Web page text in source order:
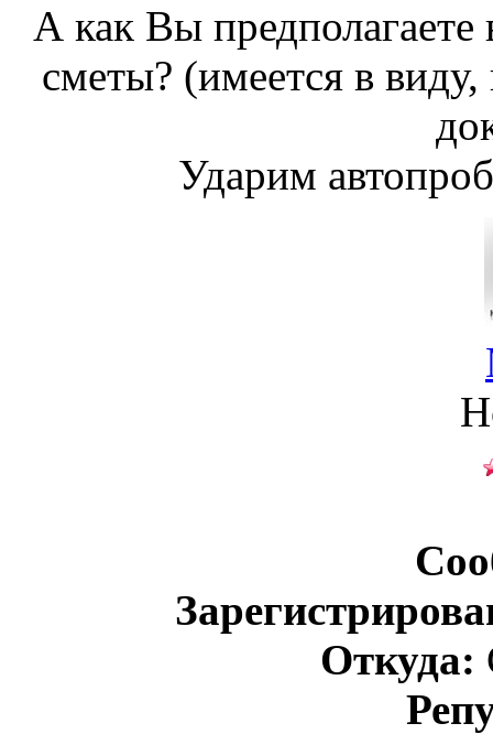
А как Вы предполагаете
сметы? (имеется в виду,
Ударим
Откуда: